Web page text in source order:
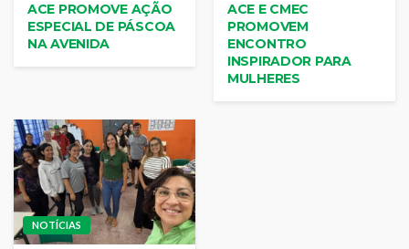
ACE PROMOVE AÇÃO
ESPECIAL DE PÁSCOA
NA AVENIDA
ACE E CMEC
PROMOVEM
ENCONTRO
INSPIRADOR PARA
MULHERES
NOTÍCIAS